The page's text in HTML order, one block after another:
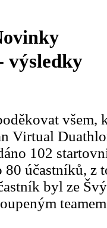
výsledky
všem,
Virtual
102
účastníků, z
byl ze